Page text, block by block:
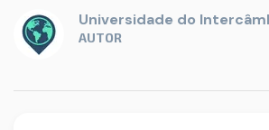
Universidade do
AUTOR